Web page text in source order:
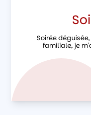
Soirée
familiale, je